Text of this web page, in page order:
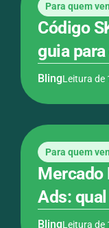
Para quem
Código
guia
BlingLeitura de
Para quem
Mercado
Ads:
BlingLeitura de